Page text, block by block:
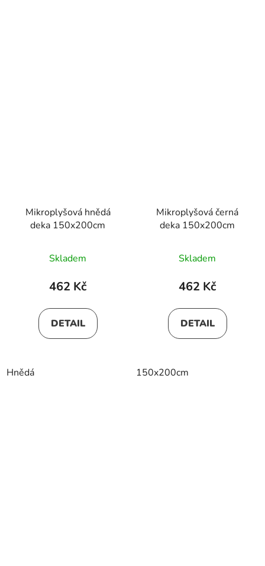
Mikroplyšová hnědá
deka 150x200cm
Skladem
462 Kč
DETAIL
Hnědá
Mikroplyšová černá
deka 150x200cm
Skladem
462 Kč
DETAIL
150x200cm